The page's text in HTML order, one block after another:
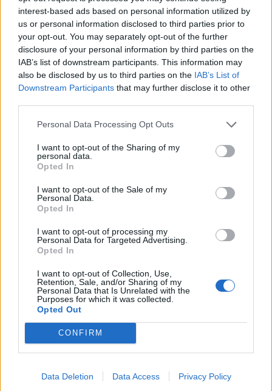
interest-based ads based on personal information utilized by
us or personal information disclosed to third parties prior to
your opt-out. You may separately opt-out of the further
disclosure of your personal information by third parties on the
IAB’s list of downstream participants. This information may
also be disclosed by us to third parties on the IAB’s List of
Downstream Participants that may further disclose it to other
Personal Data Processing Opt Outs
I want to opt-out of the Sharing of my
personal data.
Opted In
I want to opt-out of the Sale of my
Personal Data.
Opted In
I want to opt-out of processing my
Personal Data for Targeted Advertising.
Opted In
I want to opt-out of Collection, Use,
Retention, Sale, and/or Sharing of my
Personal Data that Is Unrelated with the
Purposes for which it was collected.
Opted Out
CONFIRM
Data Deletion Data Access Privacy Policy
2026. augusztus 08., szombat
Baka András elfogadta a felkérést a
köztársasági elnöki tisztségre
2026. augusztus 08., szombat